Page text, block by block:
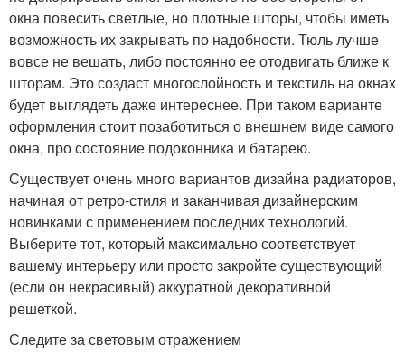
окна повесить светлые, но плотные шторы, чтобы иметь
возможность их закрывать по надобности. Тюль лучше
вовсе не вешать, либо постоянно ее отодвигать ближе к
шторам. Это создаст многослойность и текстиль на окнах
будет выглядеть даже интереснее. При таком варианте
оформления стоит позаботиться о внешнем виде самого
окна, про состояние подоконника и батарею.
Существует очень много вариантов дизайна радиаторов,
начиная от ретро-стиля и заканчивая дизайнерским
новинками с применением последних технологий.
Выберите тот, который максимально соответствует
вашему интерьеру или просто закройте существующий
(если он некрасивый) аккуратной декоративной
решеткой.
Следите за световым отражением